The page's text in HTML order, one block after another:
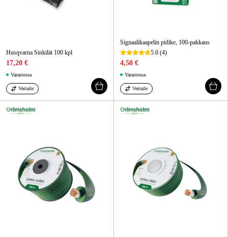
Husqvarna Sinkilät 100 kpl
17,20 €
Varastossa
Vertaile
Signaalikaapelin pidike, 100-pakkaus
5.0 (4)
4,50 €
Varastossa
Vertaile